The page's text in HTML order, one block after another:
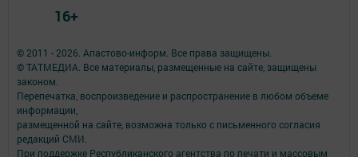
© 2011 - 2026. Апастово-информ. Все права защищены.
© ТАТМЕДИА. Все материалы, размещенные на сайте, защищены
законом.
Перепечатка, воспроизведение и распространение в любом объеме
информации,
размещенной на сайте, возможна только с письменного согласия
редакций СМИ.
При поддержке Республиканского агентства по печати и массовым
16+